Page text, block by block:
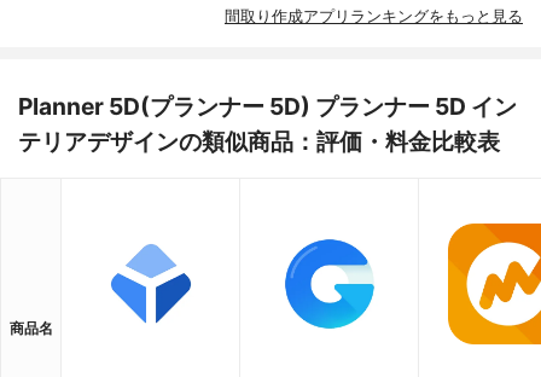
間取り作成アプリランキングをもっと見る
Planner 5D(プランナー 5D) プランナー 5D イン
テリアデザインの類似商品：評価・料金比較表
商品名